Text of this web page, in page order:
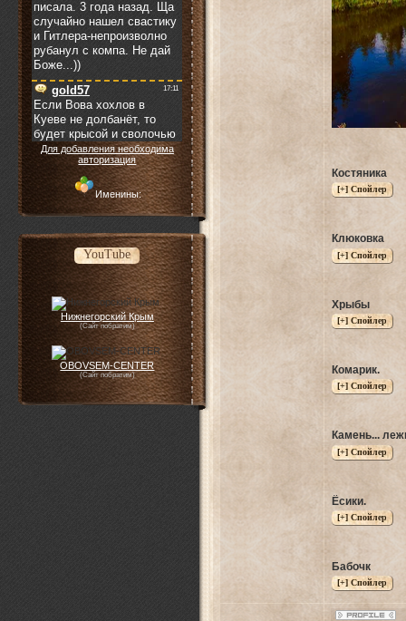
Для добавления необходима
авторизация
Именины:
YouTube
Нижнегорский Крым
(Сайт побратим)
OBOVSEM-CENTER
(Сайт побратим)
Костяника
Клюковка
Хрыбы
Комарик.
Камень...
Ёсики.
Бабочк